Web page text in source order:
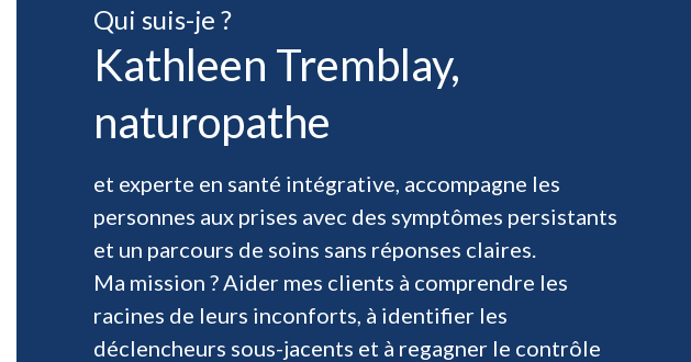
Qui suis-je ?
Kathleen Tremblay,
naturopathe
et experte en santé intégrative, accompagne les
personnes aux prises avec des symptômes persistants
et un parcours de soins sans réponses claires.
Ma mission ? Aider mes clients à comprendre les
racines de leurs inconforts, à identifier les
déclencheurs sous-jacents et à regagner le contrôle